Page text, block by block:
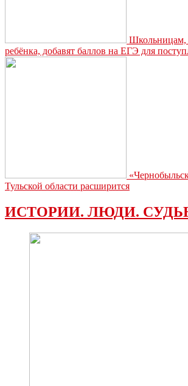
ребёнка, добавят баллов на ЕГЭ для
Тульской области расширится
ИСТОРИИ. ЛЮДИ.